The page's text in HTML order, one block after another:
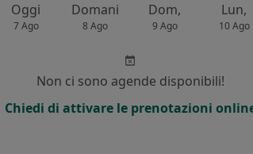
Oggi
7 Ago
Domani
8 Ago
Dom,
9 Ago
Lun,
10 Ago
Non ci sono agende disponibili!
Chiedi di attivare le prenotazioni